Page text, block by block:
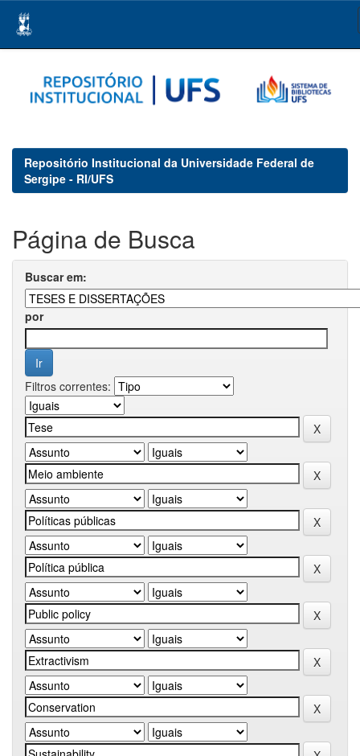
navigation
Repositório Institucional da Universidade Federal de
Sergipe - RI/UFS
Página de Busca
Buscar em:
por
Filtros correntes: